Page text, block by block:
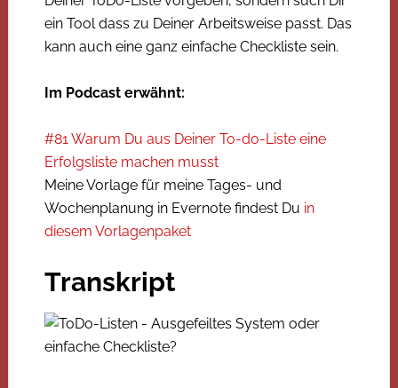
ein Tool dass zu Deiner Arbeitsweise passt. Das
kann auch eine ganz einfache Checkliste sein.
Im Podcast erwähnt:
#81 Warum Du aus Deiner To-do-Liste eine
Erfolgsliste machen musst
Meine Vorlage für meine Tages- und
Wochenplanung in Evernote findest Du in
diesem Vorlagenpaket
Transkript